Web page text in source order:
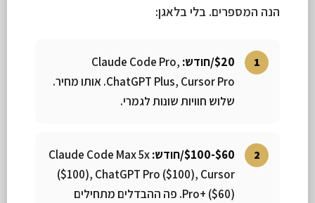
הנה המספרים. בלי בלאגן:
$20/חודש:
Claude Code Pro,
ChatGPT Plus, Cursor Pro. אותו מחיר.
שלוש חוויות שונות לגמרי.
$60-$100/חודש:
Claude Code Max 5x
($100), ChatGPT Pro ($100), Cursor
Pro+ ($60). פה ההבדלים מתחילים